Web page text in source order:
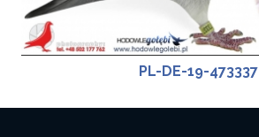
PL-DE-19-473337